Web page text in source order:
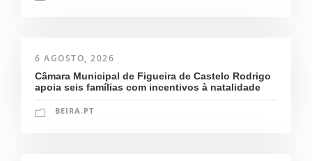
6 AGOSTO, 2026
Câmara Municipal de Figueira de Castelo Rodrigo
apoia seis famílias com incentivos à natalidade
BEIRA.PT